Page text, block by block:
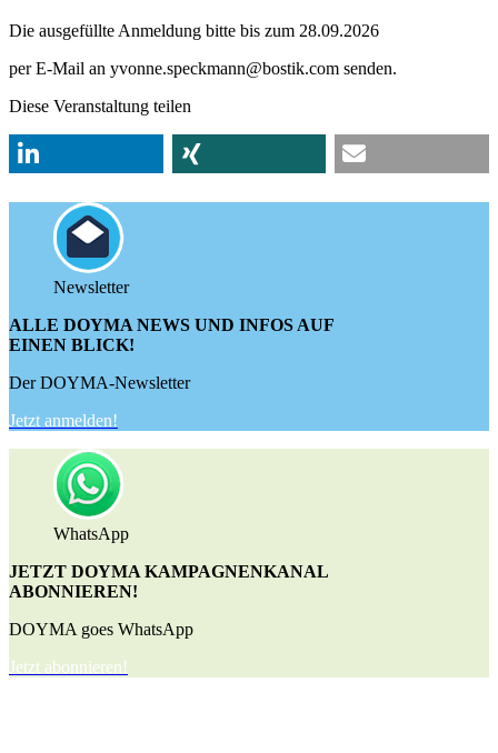
Die ausgefüllte Anmeldung bitte bis zum 28.09.2026
per E-Mail an yvonne.speckmann@bostik.com senden.
Diese Veranstaltung teilen
Newsletter
ALLE DOYMA NEWS UND INFOS AUF
EINEN BLICK!
Der DOYMA-Newsletter
Jetzt anmelden!
WhatsApp
JETZT DOYMA KAMPAGNENKANAL
ABONNIEREN!
DOYMA goes WhatsApp
Jetzt abonnieren!